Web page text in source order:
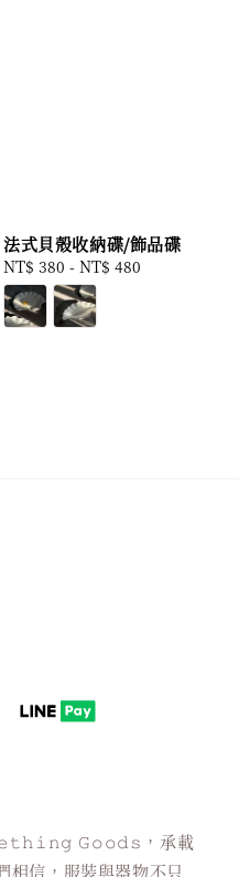
法式貝殼收納碟/飾品碟
Regular
price
NT$ 380 - NT$ 480
𝙶𝚘𝚘𝚍𝚜，承載
相信，服裝與器物不只